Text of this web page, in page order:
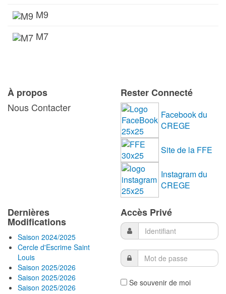
M9
M7
À propos
Nous Contacter
Rester Connecté
Facebook du
CREGE
Site de la FFE
Instagram du
CREGE
Dernières
Modifications
Saison 2024/2025
Cercle d'Escrime Saint
Louis
Saison 2025/2026
Saison 2025/2026
Saison 2025/2026
Accès Privé
Se souvenir de moi